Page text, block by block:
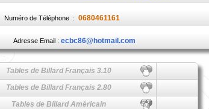
Numéro de Téléphone : 0680461161
Adresse Email : ecbc86@hotmail.com
Tables de Billard Français 3.10
Tables de Billard Français 2.80
Tables de Billard Américain